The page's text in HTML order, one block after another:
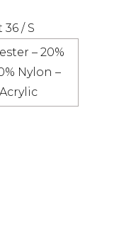
/ S
– 20%
Nylon –